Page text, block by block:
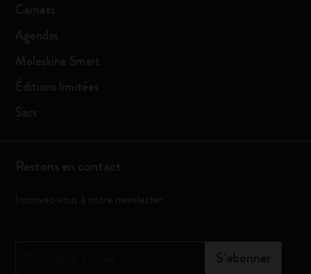
Carnets
Agendas
Moleskine Smart
Éditions limitées
Sacs
Restons en contact
Inscrivez-vous à notre newsletter
S’abonner